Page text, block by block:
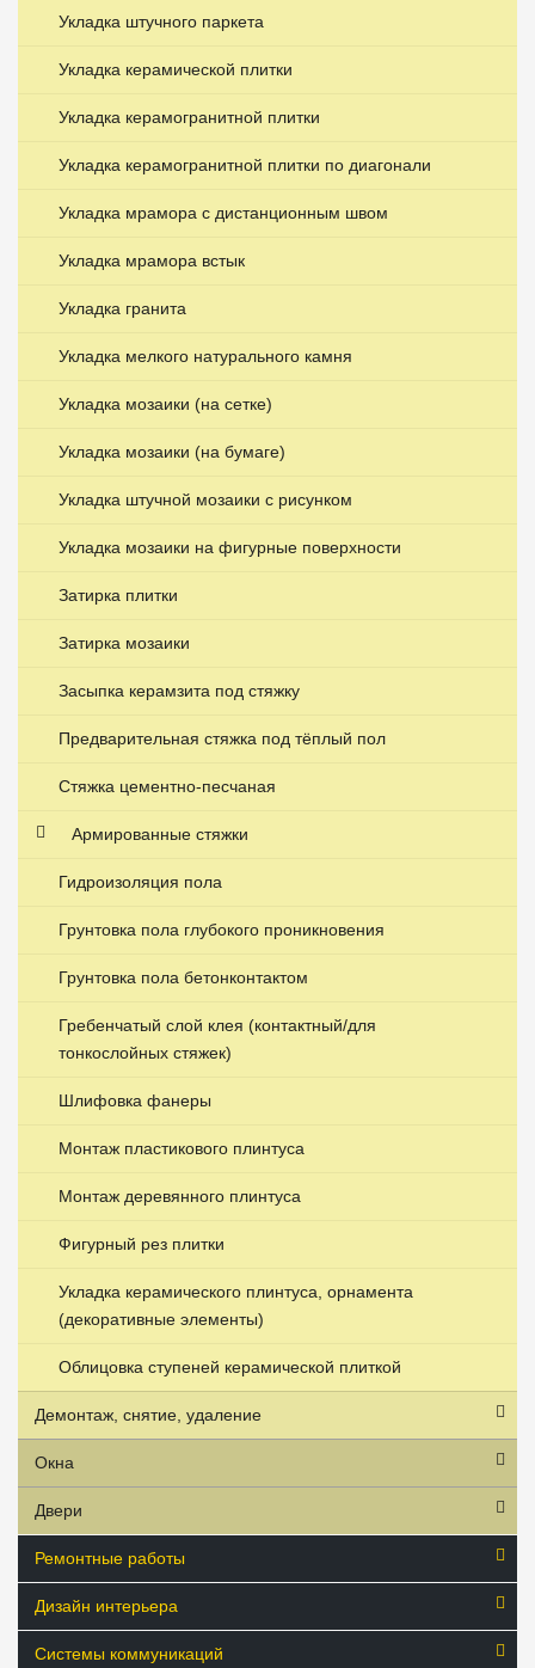
Укладка штучного паркета
Укладка керамической плитки
Укладка керамогранитной плитки
Укладка керамогранитной плитки по диагонали
Укладка мрамора с дистанционным швом
Укладка мрамора встык
Укладка гранита
Укладка мелкого натурального камня
Укладка мозаики (на сетке)
Укладка мозаики (на бумаге)
Укладка штучной мозаики с рисунком
Укладка мозаики на фигурные поверхности
Затирка плитки
Затирка мозаики
Засыпка керамзита под стяжку
Предварительная стяжка под тёплый пол
Стяжка цементно-песчаная
Армированные стяжки
Гидроизоляция пола
Грунтовка пола глубокого проникновения
Грунтовка пола бетонконтактом
Гребенчатый слой клея (контактный/для
тонкослойных стяжек)
Шлифовка фанеры
Монтаж пластикового плинтуса
Монтаж деревянного плинтуса
Фигурный рез плитки
Укладка керамического плинтуса, орнамента
(декоративные элементы)
Облицовка ступеней керамической плиткой
Демонтаж, снятие, удаление
Окна
Двери
Ремонтные работы
Дизайн интерьера
Системы коммуникаций